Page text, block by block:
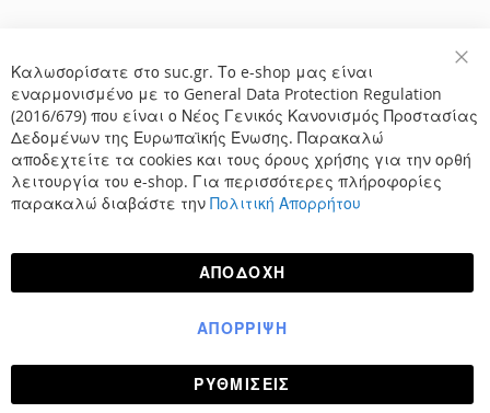
Καλωσορίσατε στο suc.gr. Το e-shop μας είναι
εναρμονισμένο με το General Data Protection Regulation
(2016/679) που είναι ο Νέος Γενικός Κανονισμός Προστασίας
Δεδομένων της Ευρωπαϊκής Ένωσης. Παρακαλώ
αποδεχτείτε τα cookies και τους όρους χρήσης για την ορθή
λειτουργία του e-shop. Για περισσότερες πλήροφορίες
παρακαλώ διαβάστε την Πολιτική Απορρήτου
ΑΠΟΔΟΧΉ
ΡΥΘΜΊΣΕΙΣ
ΑΠΌΡΡΙΨΗ